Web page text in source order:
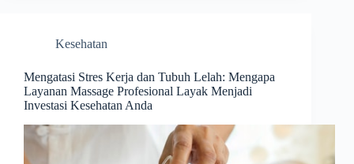
Kesehatan
Mengatasi Stres Kerja dan Tubuh Lelah: Mengapa
Layanan Massage Profesional Layak Menjadi
Investasi Kesehatan Anda